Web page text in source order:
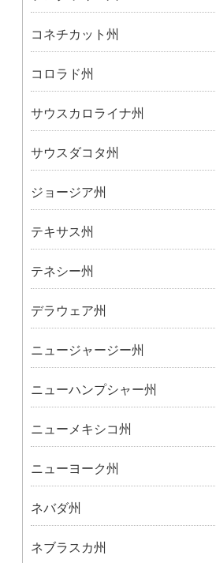
コネチカット州
コロラド州
サウスカロライナ州
サウスダコタ州
ジョージア州
テキサス州
テネシー州
デラウェア州
ニュージャージー州
ニューハンプシャー州
ニューメキシコ州
ニューヨーク州
ネバダ州
ネブラスカ州